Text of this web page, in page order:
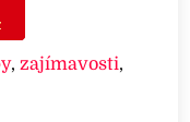
, zajímavosti,